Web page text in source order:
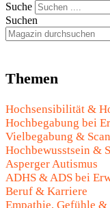
Suche
Suchen
Themen
Hochsensibilität &
Hochbegabung bei
Vielbegabung &
Hochbewusstsein &
Asperger Autismus
ADHS & ADS bei
Beruf & Karriere
Empathie, Gefühle &